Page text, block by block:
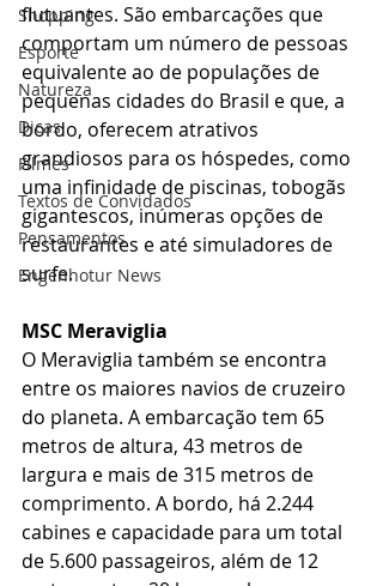
Shopping
Esporte
Natureza
Dicas
Filmes
Textos de Convidados
Pensamentos
Engenhotur News
flutuantes. São embarcações que
comportam um número de pessoas
equivalente ao de populações de
pequenas cidades do Brasil e que, a
bordo, oferecem atrativos
grandiosos para os hóspedes, como
uma infinidade de piscinas, tobogãs
gigantescos, inúmeras opções de
restaurantes e até simuladores de
surfe.
MSC Meraviglia
O Meraviglia também se encontra
entre os maiores navios de cruzeiro
do planeta. A embarcação tem 65
metros de altura, 43 metros de
largura e mais de 315 metros de
comprimento. A bordo, há 2.244
cabines e capacidade para um total
de 5.600 passageiros, além de 12